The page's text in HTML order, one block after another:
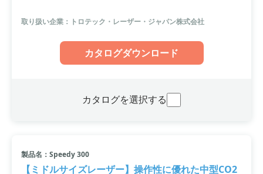
筐体も頑丈で、稼働時間の長い製造現場でも、高速・高品質な精度で
加工が可能です。
取り扱い企業：トロテック・レーザー・ジャパン株式会社
カタログダウンロード
カタログを選択する
製品名：Speedy 300
【ミドルサイズレーザー】操作性に優れた中型CO2